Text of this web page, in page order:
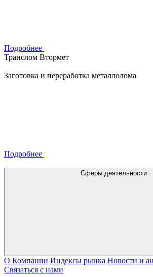
Подробнее
Транслом Втормет
Заготовка и переработка металлолома
Подробнее
Сферы деятельности
О Компании Индексы рынка Новости и
Связаться с нами